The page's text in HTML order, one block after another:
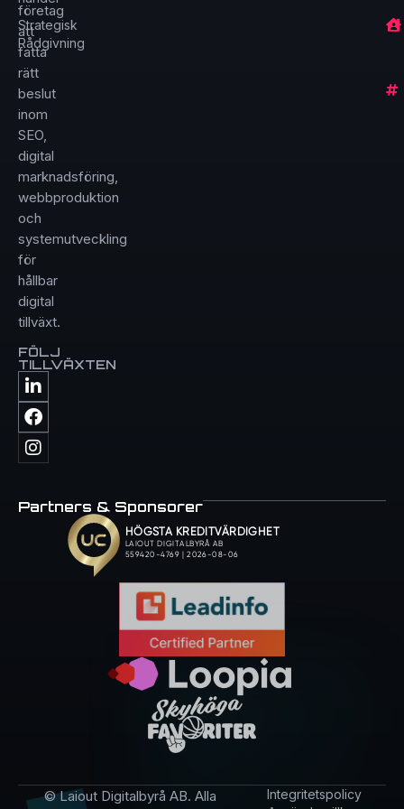
företag
att
fatta
rätt
beslut
inom
SEO,
digital
marknadsföring,
webbproduktion
och
systemutveckling
för
hållbar
digital
tillväxt.
FÖLJ
TILLVÄXTEN
Strategisk
Rådgivning
Partners & Sponsorer
© Laiout Digitalbyrå AB. Alla
Integritetspolicy